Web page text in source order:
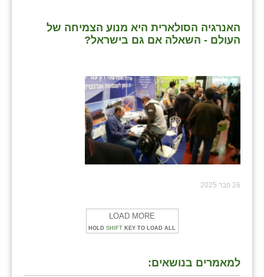
האנרגיה הסולארית היא מנוע הצמיחה של
העולם - השאלה אם גם בישראל?
26 פבר 2025
LOAD MORE
HOLD SHIFT KEY TO LOAD ALL
למאמרים בנושאים: